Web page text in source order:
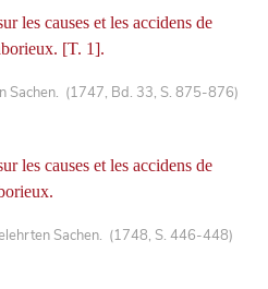
les causes et les accidens de
[T. 1].
Sachen. (1747, Bd. 33, S. 875-876)
les causes et les accidens de
Sachen. (1748, S. 446-448)